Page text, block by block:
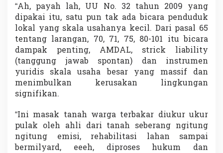
“Ah, payah lah, UU No. 32 tahun 2009 yang
dipakai itu, satu pun tak ada bicara penduduk
lokal yang skala usahanya kecil. Dari pasal 65
tentang larangan, 70, 71, 75, 80-101 itu bicara
dampak penting, AMDAL, strick liability
(tanggung jawab spontan) dan instrumen
yuridis skala usaha besar yang massif dan
menimbulkan kerusakan lingkungan
signifikan.
“Ini masak tanah warga terbakar diukur ukur
pulak oleh ahli dari tanah seberang ngitung
ngitung emisi, rehabilitasi lahan sampai
bermilyard, eeeh, diproses hukum dan